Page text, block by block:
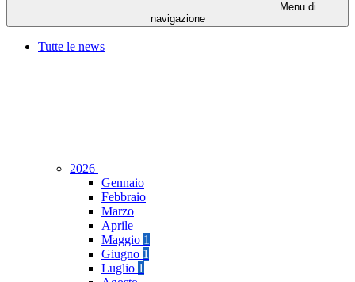
Menu di
navigazione
Tutte le news
2026
Gennaio
Febbraio
Marzo
Aprile
Maggio 1
Giugno 1
Luglio 1